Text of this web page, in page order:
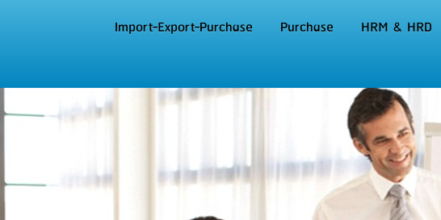
Import-Export-Purchase
Purchase HRM & HRD